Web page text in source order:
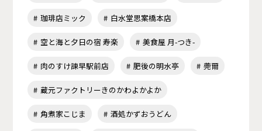
珈琲店ミック 白水堂思案橋本店
空と海と夕日の宿 寿楽 美食屋 月-つき-
肉のすけ諫早駅前店 肥後の明水亭 莞爾
蔵元ファクトリーきのかわよかよか
角煮家こじま 酒処かずおうどん